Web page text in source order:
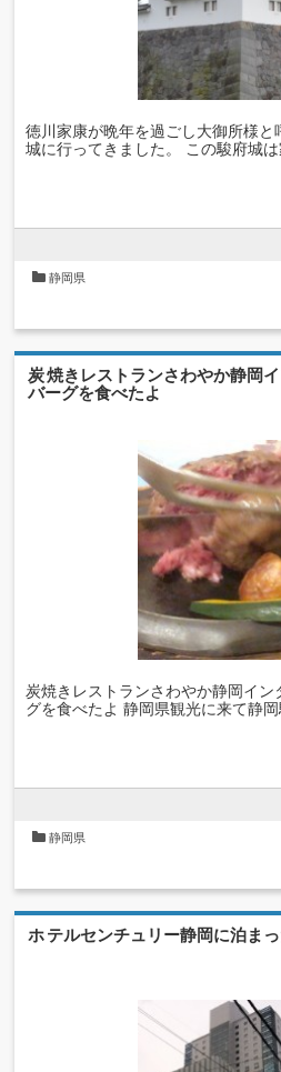
徳川家康が晩年を過ごし大御所様
城に行ってきました。 この駿府城
静岡県
炭焼きレストランさわやか静岡インター店でげんこつハン
バーグを食べたよ
炭焼きレストランさわやか静岡イ
グを食べたよ 静岡県観光に来て静
静岡県
ホテルセンチュリー静岡に泊ま